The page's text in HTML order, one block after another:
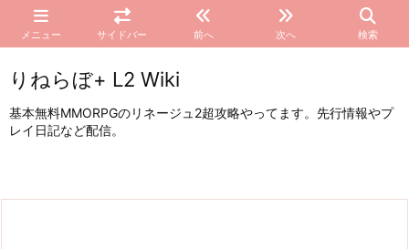
メニュー サイドバー 前へ 次へ 検索
りねらぼ+ L2 Wiki
基本無料MMORPGのリネージュ2超攻略やってます。先行情報やプ
レイ日記など配信。